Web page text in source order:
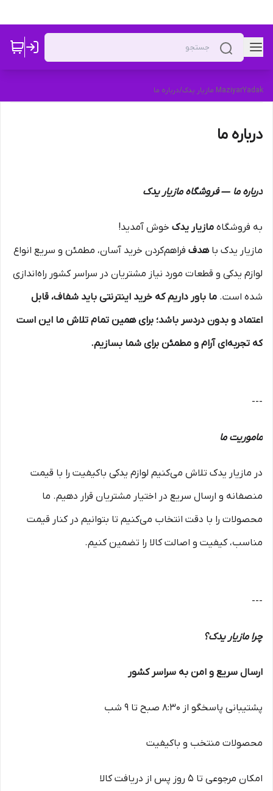
MaziyarYadak مازیار یدک /درباره ما
درباره ما
درباره ما — فروشگاه مازیار یدک
به فروشگاه مازیار یدک خوش آمدید!
مازیار یدک باهدف فراهم‌کردن خرید آسان، مطمئن و سریع انواع
لوازم یدکی و قطعات مورد نیاز مشتریان در سراسر کشور راه‌اندازی
شده است. ما باور داریم که خرید اینترنتی باید شفاف، قابل
اعتماد و بدون دردسر باشد؛ برای همین تمام تلاش ما این است
که تجربه‌ای آرام و مطمئن برای شما بسازیم.
---
ماموریت ما
در مازیار یدک تلاش می‌کنیم لوازم یدکی باکیفیت را با قیمت
منصفانه و ارسال سریع در اختیار مشتریان قرار دهیم. ما
محصولات را با دقت انتخاب می‌کنیم تا بتوانیم در کنار قیمت
مناسب، کیفیت و اصالت کالا را تضمین کنیم.
---
چرا مازیار یدک؟
ارسال سریع و امن به سراسر کشور
پشتیبانی پاسخگو از ۸:۳۰ صبح تا ۹ شب
محصولات منتخب و باکیفیت
امکان مرجوعی تا ۵ روز پس از دریافت کالا